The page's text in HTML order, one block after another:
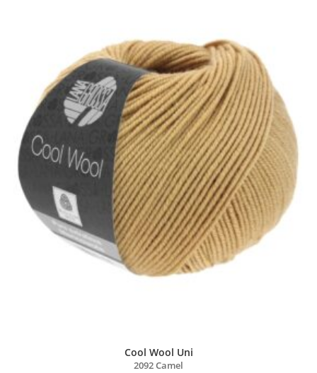
Cool Wool Uni
2092 Camel